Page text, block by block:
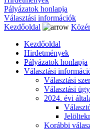
Pályázatok honlapja
Választási információk
Kezdőoldal
Kezdőoldal
Hirdetmények
Pályázatok honlapja
Választási
Választási
Választási
2024. évi
Korábbi